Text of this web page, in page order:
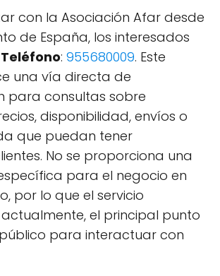
con la Asociación Afar desde
de España, los interesados
Teléfono: 955680009. Este
una vía directa de
para consultas sobre
disponibilidad, envíos o
que puedan tener
No se proporciona una
para el negocio en
por lo que el servicio
el principal punto
para interactuar con